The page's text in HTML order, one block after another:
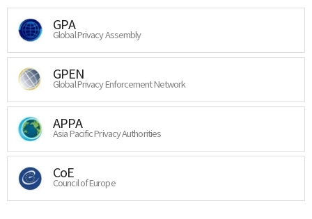
GPA
Global Privacy Assembly
GPEN
Global Privacy Enforcement Network
APPA
Asia Pacific Privacy Authorities
CoE
Council of Europe